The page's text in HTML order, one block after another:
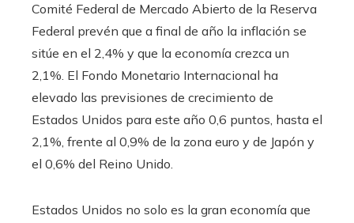
Comité Federal de Mercado Abierto de la Reserva
Federal prevén que a final de año la inflación se
sitúe en el 2,4% y que la economía crezca un
2,1%. El Fondo Monetario Internacional ha
elevado las previsiones de crecimiento de
Estados Unidos para este año 0,6 puntos, hasta el
2,1%, frente al 0,9% de la zona euro y de Japón y
el 0,6% del Reino Unido.
Estados Unidos no solo es la gran economía que